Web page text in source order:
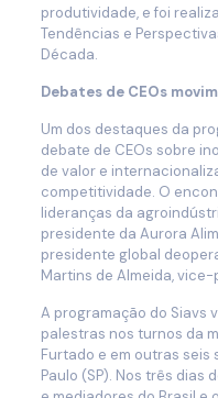
produtividade, e foi
Tendências e
Década.
Debates de CEOs
Um dos destaques da
debate de CEOs sobre
de valor e
competitividade. O
lideranças da
presidente da Aurora
presidente global
Martins de Almeida, vice-
A programação do Siavs
palestras nos turnos da
Furtado e em outras seis
Paulo (SP). Nos três dias